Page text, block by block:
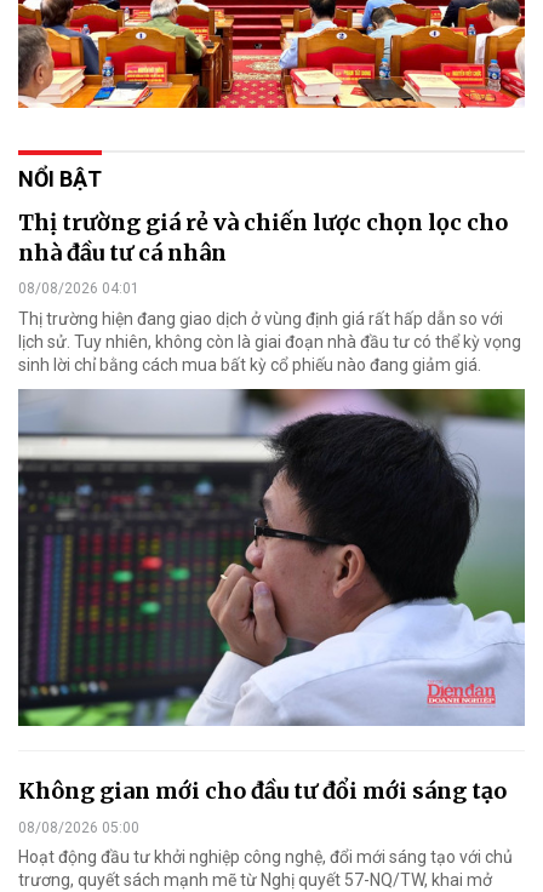
NỔI BẬT
Thị trường giá rẻ và chiến lược chọn lọc cho
nhà đầu tư cá nhân
08/08/2026 04:01
Thị trường hiện đang giao dịch ở vùng định giá rất hấp dẫn so với
lịch sử. Tuy nhiên, không còn là giai đoạn nhà đầu tư có thể kỳ vọng
sinh lời chỉ bằng cách mua bất kỳ cổ phiếu nào đang giảm giá.
Không gian mới cho đầu tư đổi mới sáng tạo
08/08/2026 05:00
Hoạt động đầu tư khởi nghiệp công nghệ, đổi mới sáng tạo với chủ
trương, quyết sách mạnh mẽ từ Nghị quyết 57-NQ/TW, khai mở